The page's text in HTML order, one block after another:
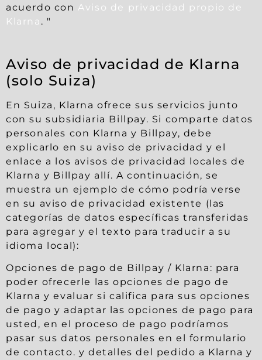
acuerdo conAviso de privacidad propio de
Klarna . "
Aviso de privacidad de Klarna
(solo Suiza)
En Suiza, Klarna ofrece sus servicios junto
con su subsidiaria Billpay. Si comparte datos
personales con Klarna y Billpay, debe
explicarlo en su aviso de privacidad y el
enlace a los avisos de privacidad locales de
Klarna y Billpay allí. A continuación, se
muestra un ejemplo de cómo podría verse
en su aviso de privacidad existente (las
categorías de datos específicas transferidas
para agregar y el texto para traducir a su
idioma local):
Opciones de pago de Billpay / Klarna: para
poder ofrecerle las opciones de pago de
Klarna y evaluar si califica para sus opciones
de pago y adaptar las opciones de pago para
usted, en el proceso de pago podríamos
pasar sus datos personales en el formulario
de contacto. y detalles del pedido a Klarna y